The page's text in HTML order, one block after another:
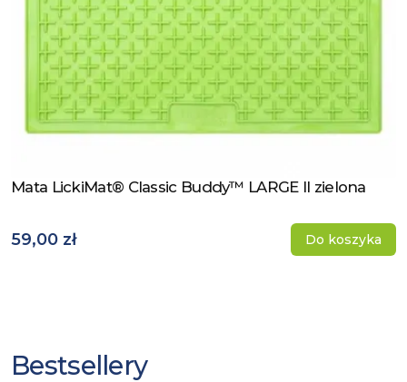
Zobacz produkt
Mata LickiMat® Classic Buddy™ LARGE II zielona
59,00 zł Do koszyka
Bestsellery